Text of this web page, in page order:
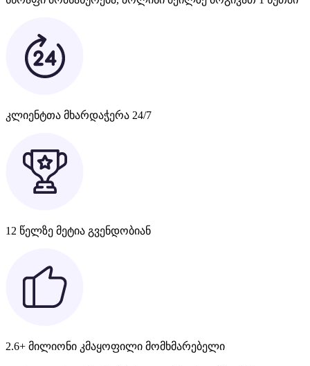
კლიენტთა მხარდაჭერა 24/7
12 წელზე მეტია გვენდობიან
2.6+ მილიონი კმაყოფილი მომხმარებელი